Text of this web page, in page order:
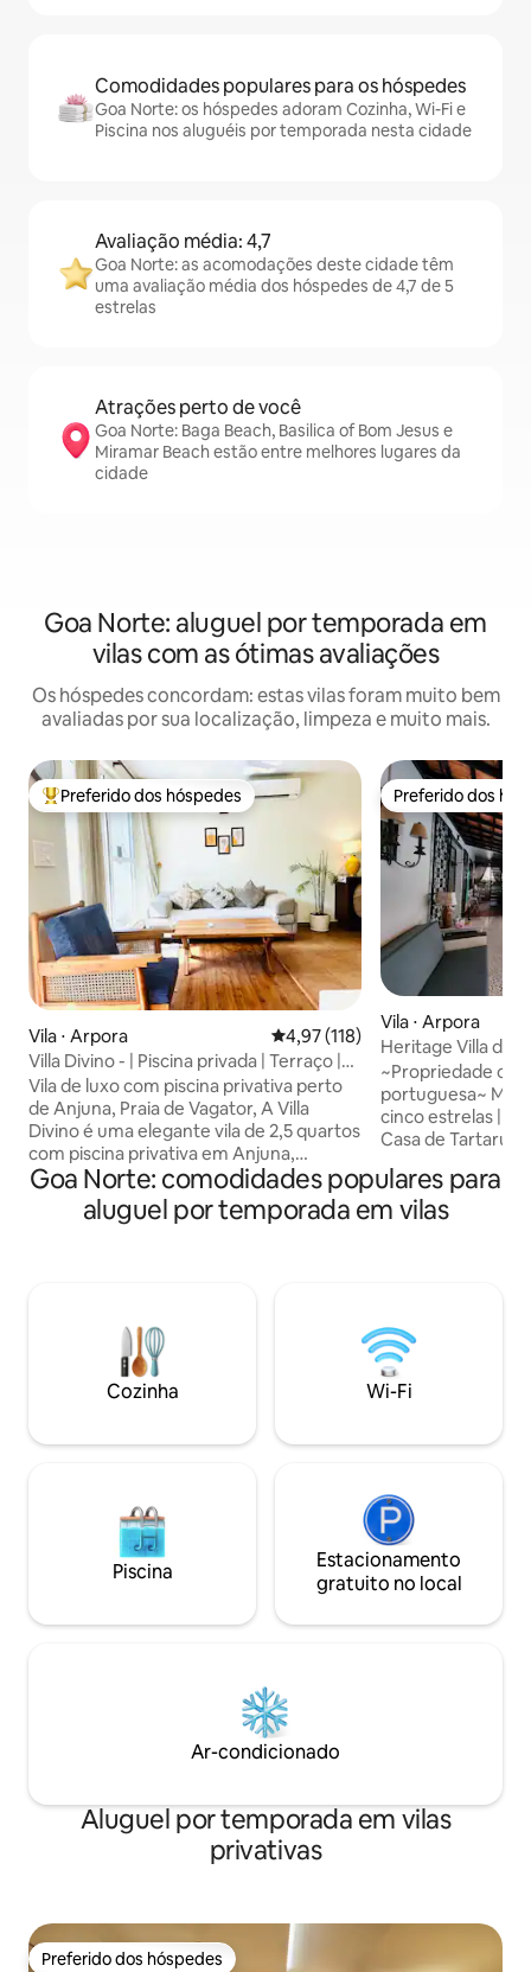
Comodidades populares para os hóspedes
Goa Norte: os hóspedes adoram Cozinha, Wi-Fi e
Piscina nos aluguéis por temporada nesta cidade
Avaliação média: 4,7
Goa Norte: as acomodações deste cidade têm
uma avaliação média dos hóspedes de 4,7 de 5
estrelas
Atrações perto de você
Goa Norte: Baga Beach, Basilica of Bom Jesus e
Miramar Beach estão entre melhores lugares da
cidade
Goa Norte: aluguel por temporada em
vilas com as ótimas avaliações
Os hóspedes concordam: estas vilas foram muito bem
avaliadas por sua localização, limpeza e muito mais.
Entre os melhores preferidos dos hóspedes
Preferido dos hóspedes
Vila ⋅ Arpora 4,97 de uma avaliação média de
4,97 (118)
Villa Divino - | Piscina privada | Terraço |
Wi-Fi | Praia
Vila de luxo com piscina privativa perto
de Anjuna, Praia de Vagator, A Villa
Divino é uma elegante vila de 2,5 quartos
com piscina privativa em Anjuna,
escondida em um cinturão verde
exuberante e tranquilo, mas a poucos
minutos dos cafés, praias e vida noturna
tranquila de Morjim, Ashwem, Candolim
e Baga, esta vivenda bem iluminada fica
em um complexo fechado exclusivo,
com segurança 24 horas, piscina
colina, no norte de Goa!
Preferido dos
Preferido dos
Vila ⋅ Arpora
Heritage Villa de
Piscina privativa |
~Propriedade
portuguesa~ Mais de 100 avaliações de
cinco estrelas |
Casa de
Assagao, no
Cuidadosamente
famílias,
refinadas. Uma ampla propriedade
privativa que
abertas e
Goa Norte: comodidades populares para
aluguel por temporada em vilas
Cozinha Wi-Fi
Piscina
Estacionamento
gratuito no local
Ar-condicionado
Aluguel por temporada em vilas
privativas
Preferido dos hóspedes